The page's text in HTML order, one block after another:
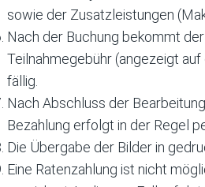
sowie der Zusatzleistungen
Nach der Buchung bekommt
Teilnahmegebühr (angezeigt
fällig.
Nach Abschluss der
Bezahlung erfolgt in der Regel
Die Übergabe der Bilder in
Eine Ratenzahlung ist nicht